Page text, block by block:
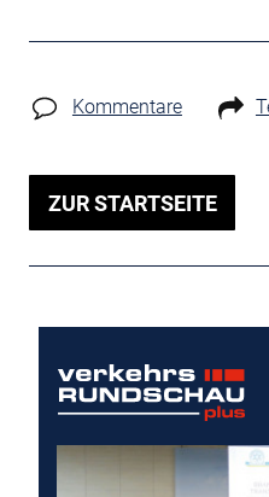
Kommentare
ZUR STARTSEITE